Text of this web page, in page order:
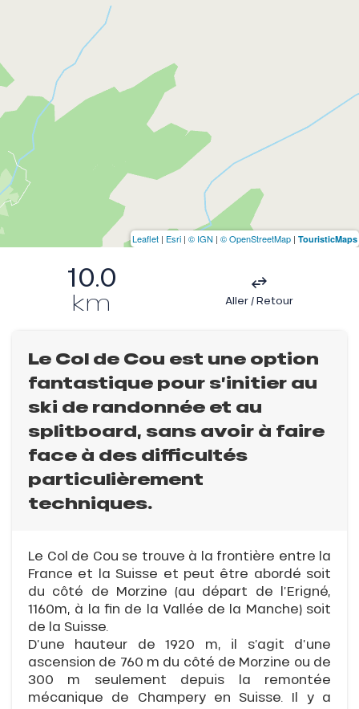
10.0
km Aller / Retour
Le Col de Cou est une option
fantastique pour s’initier au
ski de randonnée et au
splitboard, sans avoir à faire
face à des difficultés
particulièrement
techniques.
Le Col de Cou se trouve à la frontière entre la
France et la Suisse et peut être abordé soit
du côté de Morzine (au départ de l’Erigné,
1160m, à la fin de la Vallée de la Manche) soit
de la Suisse.
D’une hauteur de 1920 m, il s’agit d’une
ascension de 760 m du côté de Morzine ou de
300 m seulement depuis la remontée
mécanique de Champery en Suisse. Il y a
Leaflet | Esri | © IGN | © OpenStreetMap | TouristicMaps